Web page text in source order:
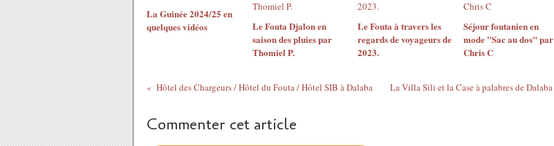
La Guinée 2024/25 en
quelques vidéos
Le Fouta Djalon en
saison des pluies par
Thomiel P.
Le Fouta à travers les
regards de voyageurs de
2023.
Séjour foutanien en
mode "Sac au dos" par
Chris C
Hôtel des Chargeurs / Hôtel du Fouta / Hôtel SIB à Dalaba La Villa Sili et la Case à palabres de Dalaba
Commenter cet article